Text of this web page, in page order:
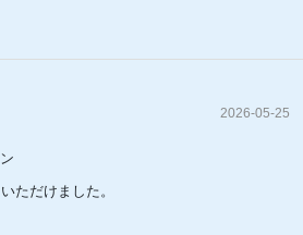
2026-05-25
ただけました。